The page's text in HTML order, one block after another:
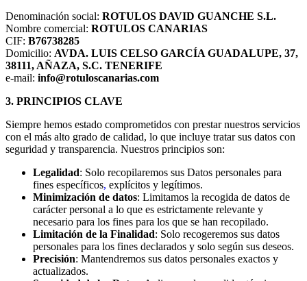
Denominación social: ROTULOS DAVID GUANCHE S.L.
Nombre comercial: ROTULOS CANARIAS
CIF: B76738285
Domicilio: AVDA. LUIS CELSO GARCÍA GUADALUPE, 37,
38111, AÑAZA, S.C. TENERIFE
e-mail: info@rotuloscanarias.com
3. PRINCIPIOS CLAVE
Siempre hemos estado comprometidos con prestar nuestros servicios
con el más alto grado de calidad, lo que incluye tratar sus datos con
seguridad y transparencia. Nuestros principios son:
Legalidad: Solo recopilaremos sus Datos personales para
fines específicos, explícitos y legítimos.
Minimización de datos: Limitamos la recogida de datos de
carácter personal a lo que es estrictamente relevante y
necesario para los fines para los que se han recopilado.
Limitación de la Finalidad: Solo recogeremos sus datos
personales para los fines declarados y solo según sus deseos.
Precisión: Mantendremos sus datos personales exactos y
actualizados.